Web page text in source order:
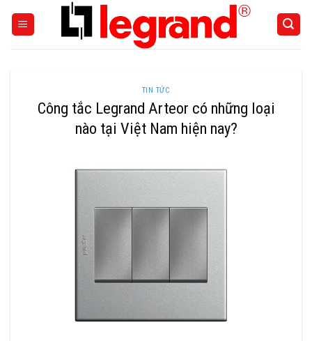
TIN TỨC
Công tắc Legrand Arteor có những loại
nào tại Việt Nam hiện nay?